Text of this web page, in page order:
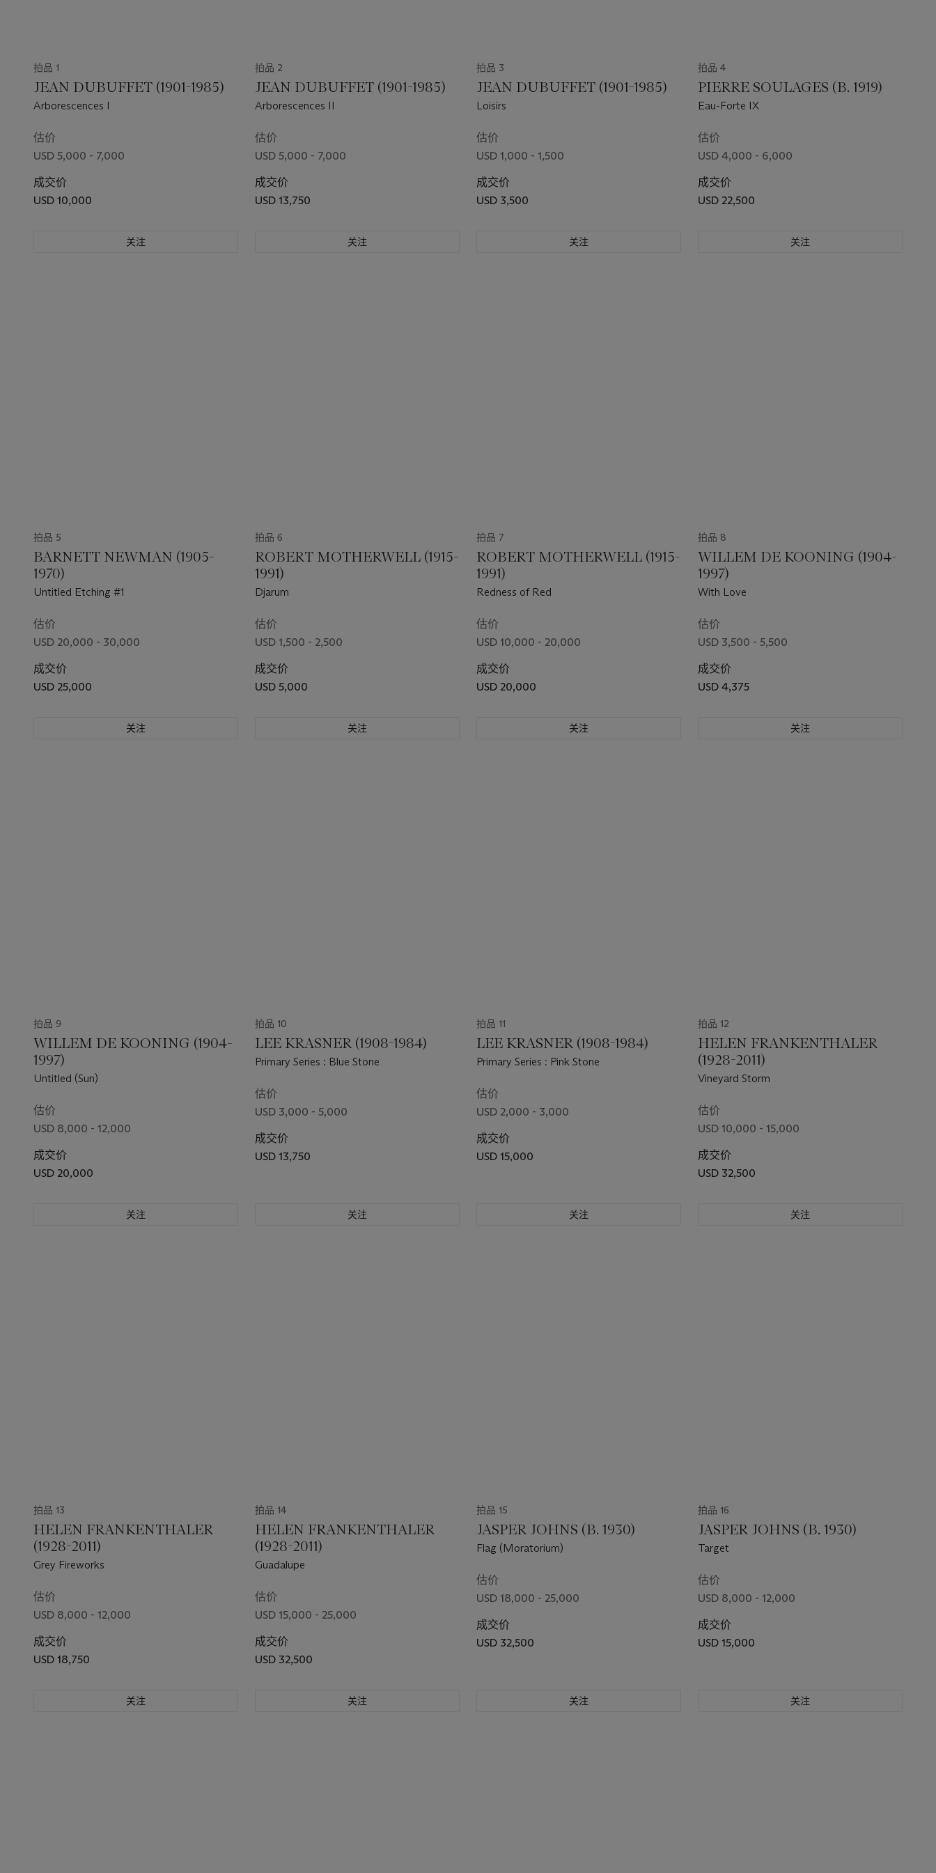
拍品 1
JEAN DUBUFFET (1901-1985)
Arborescences I
估价
USD 5,000 - 7,000
成交价
USD 10,000
关注
拍品 2
JEAN DUBUFFET (1901-1985)
Arborescences II
估价
USD 5,000 - 7,000
成交价
USD 13,750
关注
拍品 3
JEAN DUBUFFET (1901-1985)
Loisirs
估价
USD 1,000 - 1,500
成交价
USD 3,500
关注
拍品 4
PIERRE SOULAGES (B. 1919)
Eau-Forte IX
估价
USD 4,000 - 6,000
成交价
USD 22,500
关注
拍品 5
BARNETT NEWMAN (1905-
1970)
Untitled Etching #1
估价
USD 20,000 - 30,000
成交价
USD 25,000
关注
拍品 6
ROBERT MOTHERWELL (1915-
1991)
Djarum
估价
USD 1,500 - 2,500
成交价
USD 5,000
关注
拍品 7
ROBERT MOTHERWELL (1915-
1991)
Redness of Red
估价
USD 10,000 - 20,000
成交价
USD 20,000
关注
拍品 8
WILLEM DE KOONING (1904-
1997)
With Love
估价
USD 3,500 - 5,500
成交价
USD 4,375
关注
拍品 9
WILLEM DE KOONING (1904-
1997)
Untitled (Sun)
估价
USD 8,000 - 12,000
成交价
USD 20,000
关注
拍品 10
LEE KRASNER (1908-1984)
Primary Series : Blue Stone
估价
USD 3,000 - 5,000
成交价
USD 13,750
关注
拍品 11
LEE KRASNER (1908-1984)
Primary Series : Pink Stone
估价
USD 2,000 - 3,000
成交价
USD 15,000
关注
拍品 12
HELEN FRANKENTHALER
(1928-2011)
Vineyard Storm
估价
USD 10,000 - 15,000
成交价
USD 32,500
关注
拍品 13
HELEN FRANKENTHALER
(1928-2011)
Grey Fireworks
估价
USD 8,000 - 12,000
成交价
USD 18,750
关注
拍品 14
HELEN FRANKENTHALER
(1928-2011)
Guadalupe
估价
USD 15,000 - 25,000
成交价
USD 32,500
关注
拍品 15
JASPER JOHNS (B. 1930)
Flag (Moratorium)
估价
USD 18,000 - 25,000
成交价
USD 32,500
关注
拍品 16
JASPER JOHNS (B. 1930)
Target
估价
USD 8,000 - 12,000
成交价
USD 15,000
关注